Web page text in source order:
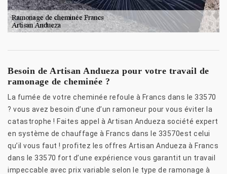
Besoin de Artisan Andueza pour votre travail de
ramonage de cheminée ?
La fumée de votre cheminée refoule à Francs dans le 33570
? vous avez besoin d’une d’un ramoneur pour vous éviter la
catastrophe ! Faites appel à Artisan Andueza société expert
en système de chauffage à Francs dans le 33570est celui
qu’il vous faut ! profitez les offres Artisan Andueza à Francs
dans le 33570 fort d’une expérience vous garantit un travail
impeccable avec prix variable selon le type de ramonage à